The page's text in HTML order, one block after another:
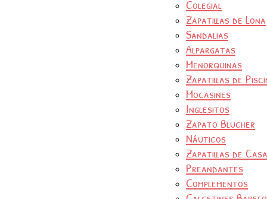
Colegial
Zapatillas de Lona
Sandalias
Alpargatas
Menorquinas
Zapatillas de
Mocasines
Inglesitos
Zapato Blucher
Náuticos
Zapatillas de Casa
Preandantes
Complementos